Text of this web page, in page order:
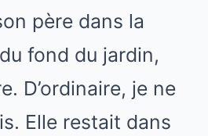
père dans la
fond du jardin,
D’ordinaire, je ne
Elle restait dans